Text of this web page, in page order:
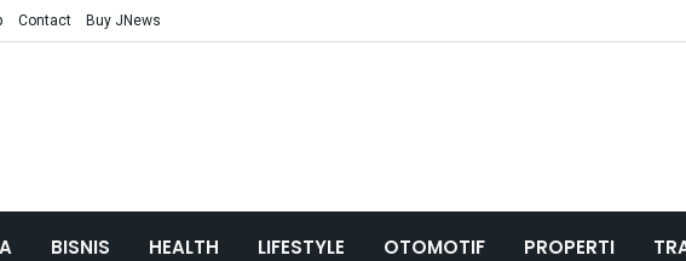
Contact Buy JNews
BISNIS HEALTH LIFESTYLE OTOMOTIF PROPERTI